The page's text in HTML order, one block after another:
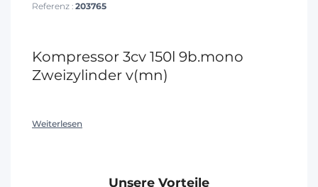
Referenz : 203765
Kompressor 3cv 150l 9b.mono
Zweizylinder v(mn)
Weiterlesen
Unsere Vorteile